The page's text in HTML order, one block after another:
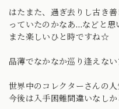
はたまた、過ぎ去りし古き
っていたのかなあ…などと思
また楽しいひと時ですね☆
品薄でなかなか巡り逢えない
世界中のコレクターさんの
今後は入手困難間違いなしか